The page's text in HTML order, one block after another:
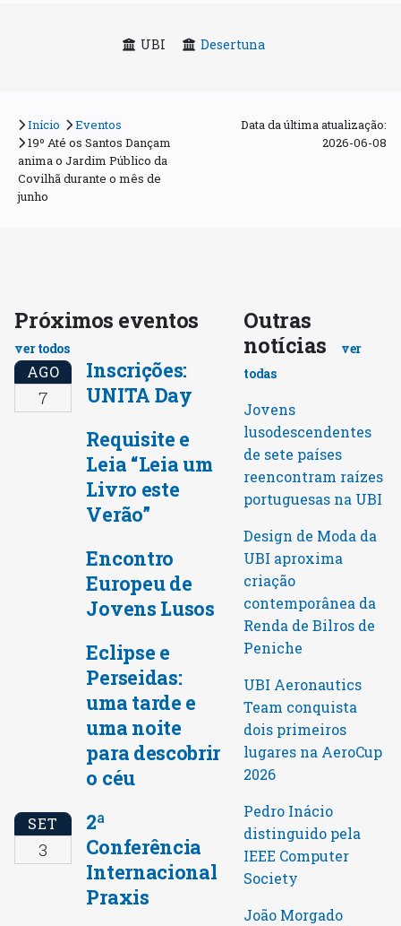
UBI Desertuna
Início
Eventos
19º Até os Santos Dançam
anima o Jardim Público da
Covilhã durante o mês de
junho
Data da última atualização:
2026-06-08
Próximos eventos
ver todos
AGO
7
Inscrições:
UNITA Day
Requisite e
Leia “Leia um
Livro este
Verão”
Encontro
Europeu de
Jovens Lusos
Eclipse e
Perseidas:
uma tarde e
uma noite
para descobrir
o céu
SET
3
2ª
Conferência
Internacional
Praxis
Outras
notícias
ver
todas
Jovens
lusodescendentes
de sete países
reencontram raízes
portuguesas na UBI
Design de Moda da
UBI aproxima
criação
contemporânea da
Renda de Bilros de
Peniche
UBI Aeronautics
Team conquista
dois primeiros
lugares na AeroCup
2026
Pedro Inácio
distinguido pela
IEEE Computer
Society
João Morgado